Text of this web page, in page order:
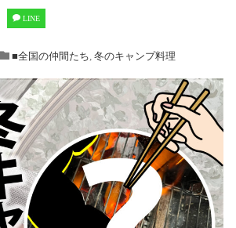
LINE
■全国の仲間たち, 冬のキャンプ料理